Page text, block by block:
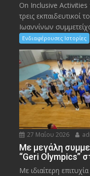
On Inclusive
τρεις
Ιωαννίνων
Ενδιαφέρουσες Ιστορίες
27 Μαΐου 2026
Με μεγάλη
“Geri Olympics”
Με ιδιαίτερη